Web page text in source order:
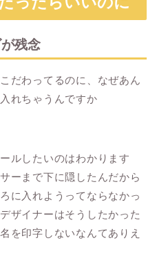
残念
だわってるのに、なぜあん
れちゃうんですか
ルしたいのはわかります
ーまで下に隠したんだから
に入れようってならなかっ
ザイナーはそうしたかった
を印字しないなんてありえ